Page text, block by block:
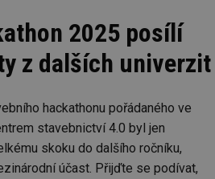
2025 posílí
z dalších univerzit
hackathonu pořádaného ve
stavebnictví 4.0 byl jen
skoku do dalšího ročníku,
účast. Přijďte se podívat,